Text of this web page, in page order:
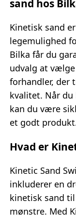
sand hos
Kinetisk sand
legemulighed
Bilka får du
udvalg at
forhandler, der
kvalitet. Når du
kan du være
et godt
Hvad er
Kinetic Sand
inkluderer en
kinetisk sand
mønstre. Med